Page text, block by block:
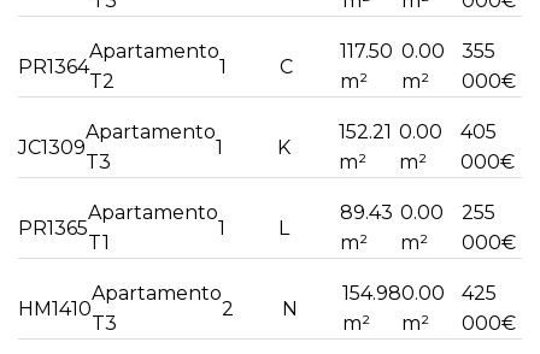
PR1364
Apartamento
T2
1 C
117.50
m²
0.00
m²
355
000€
JC1309
Apartamento
T3
1 K
152.21
m²
0.00
m²
405
000€
PR1365
Apartamento
T1
1 L
89.43
m²
0.00
m²
255
000€
HM1410
Apartamento
T3
2 N
154.98
m²
0.00
m²
425
000€